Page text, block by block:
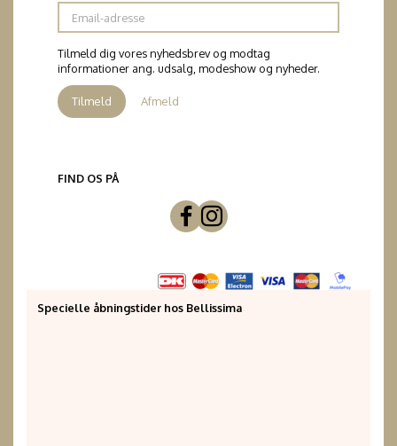
Email-
adresse
Tilmeld dig vores nyhedsbrev og modtag
informationer ang. udsalg, modeshow og nyheder.
Tilmeld Afmeld
FIND OS PÅ
Specielle åbningstider hos Bellissima